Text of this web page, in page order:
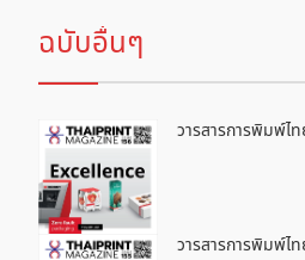
ฉบับอื่นๆ
วารสารการพิมพ์ไ
วารสารการพิมพ์ไ